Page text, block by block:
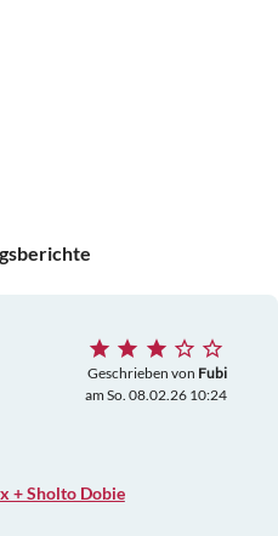
Geschrieben von Fubi
am So. 08.02.26 10:24
+ Sholto Dobie